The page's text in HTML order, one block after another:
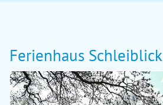
Ferienhaus Schleiblick